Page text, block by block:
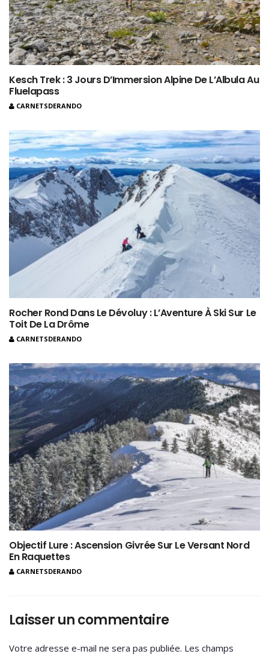
Kesch Trek : 3 Jours D’Immersion Alpine De L’Albula Au
Fluelapass
CARNETSDERANDO
Rocher Rond Dans Le Dévoluy : L’Aventure À Ski Sur Le
Toit De La Drôme
CARNETSDERANDO
Objectif Lure : Ascension Givrée Sur Le Versant Nord
En Raquettes
CARNETSDERANDO
Laisser un commentaire
Votre adresse e-mail ne sera pas publiée. Les champs